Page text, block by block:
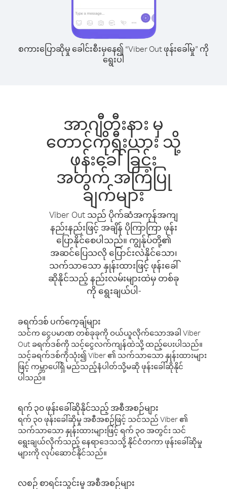
စကားပြောဆိုမှု ခေါင်းစီးမှနေ၍ “Viber Out ဖုန်းခေါ်မှု” ကို
ရွေးပါ
အာဂျီတီးနား မှ
တောင်ကိုရီးယား သို့
ဖုန်းခေါ်ခြင်း
အတွက် အကြံပြု
ချက်များ
Viber Out သည် ပိုက်ဆံအကုန်အကျ
နည်းနည်းဖြင့် အချိန် ပိုကြာကြာ ဖုန်း
ပြောနိုင်စေပါသည်။ ကျွန်ုပ်တို့၏
အဆင်ပြေသလို ပြောင်းလဲနိုင်သော၊
သက်သာသော နှုန်းထားဖြင့် ဖုန်းခေါ်
ဆိုနိုင်သည့် နည်းလမ်းများထဲမှ တစ်ခု
ကို ရွေးချယ်ပါ-
ခရက်ဒစ် ပက်ကေ့ချ်များ
သင်က ငွေပမာဏ တစ်ခုခုကို ဝယ်ယူလိုက်သောအခါ Viber
Out ခရက်ဒစ်ကို သင့်ငွေလက်ကျန်ထဲသို့ ထည့်ပေးပါသည်။
သင့်ခရက်ဒစ်ကိုသုံး၍ Viber ၏ သက်သာသော နှုန်းထားများ
ဖြင့် ကမ္ဘာပေါ်ရှိ မည်သည့်နံပါတ်သို့မဆို ဖုန်းခေါ်ဆိုနိုင်
ပါသည်။
ရက် ၃၀ ဖုန်းခေါ်ဆိုနိုင်သည့် အစီအစဉ်များ
ရက် ၃၀ ဖုန်းခေါ်ဆိုမှု အစီအစဉ်ဖြင့် သင်သည် Viber ၏
သက်သာသော နှုန်းထားများဖြင့် ရက် ၃၀ အတွင်း သင်
ရွေးချယ်လိုက်သည့် နေရာဒေသသို့ နိုင်ငံတကာ ဖုန်းခေါ်ဆိုမှု
များကို လုပ်ဆောင်နိုင်သည်။
လစဉ် စာရင်းသွင်းမှု အစီအစဉ်များ